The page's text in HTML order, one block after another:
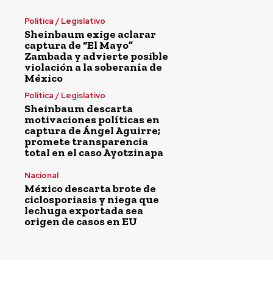
Política / Legislativo
Sheinbaum exige aclarar
captura de “El Mayo”
Zambada y advierte posible
violación a la soberanía de
México
Política / Legislativo
Sheinbaum descarta
motivaciones políticas en
captura de Ángel Aguirre;
promete transparencia
total en el caso Ayotzinapa
Nacional
México descarta brote de
ciclosporiasis y niega que
lechuga exportada sea
origen de casos en EU